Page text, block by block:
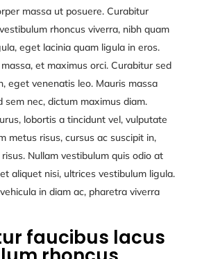
massa ut posuere. Curabitur
rhoncus viverra, nibh quam
eget lacinia quam ligula in eros.
et maximus orci. Curabitur sed
eget venenatis leo. Mauris massa
sem nec, dictum maximus diam.
lobortis a tincidunt vel, vulputate
metus risus, cursus ac suscipit in,
Nullam vestibulum quis odio at
aliquet nisi, ultrices vestibulum ligula.
in diam ac, pharetra viverra
faucibus lacus